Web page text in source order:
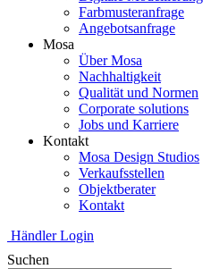
Farbmusteranfrage
Angebotsanfrage
Mosa
Über Mosa
Nachhaltigkeit
Qualität und Normen
Corporate solutions
Jobs und Karriere
Kontakt
Mosa Design Studios
Verkaufsstellen
Objektberater
Kontakt
Händler Login
Suchen